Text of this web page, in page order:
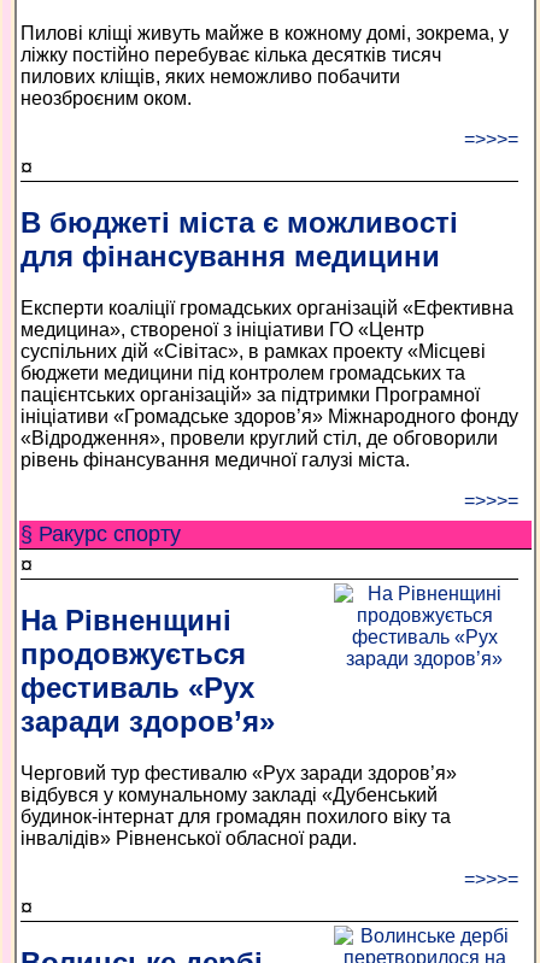
Пилові кліщі живуть майже в кожному домі, зокрема, у
ліжку постійно перебуває кілька десятків тисяч
пилових кліщів, яких неможливо побачити
неозброєним оком.
=>>>=
¤
В бюджеті міста є можливості
для фінансування медицини
Експерти коаліції громадських організацій «Ефективна
медицина», створеної з ініціативи ГО «Центр
суспільних дій «Сівітас», в рамках проекту «Місцеві
бюджети медицини під контролем громадських та
пацієнтських організацій» за підтримки Програмної
ініціативи «Громадське здоров’я» Міжнародного фонду
«Відродження», провели круглий стіл, де обговорили
рівень фінансування медичної галузі міста.
=>>>=
§ Ракурс спорту
¤
На Рівненщині
продовжується
фестиваль «Рух
заради здоров’я»
Черговий тур фестивалю «Рух заради здоров’я»
відбувся у комунальному закладі «Дубенський
будинок-інтернат для громадян похилого віку та
інвалідів» Рівненської обласної ради.
=>>>=
¤